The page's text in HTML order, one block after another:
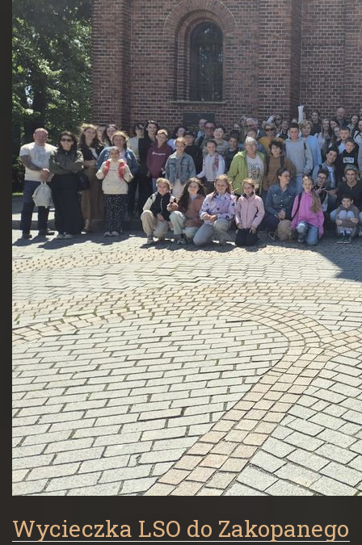
Wycieczka LSO do Zakopanego